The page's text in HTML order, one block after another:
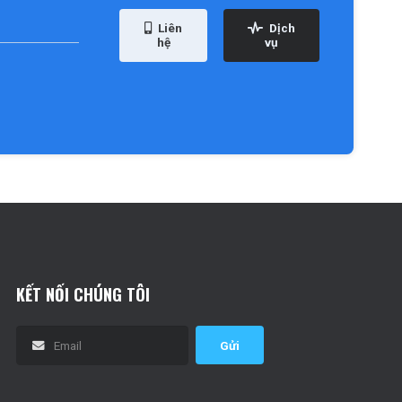
trợ lái nâng cao
so với xe xăng cùng phân khúc.
Liên
hệ
Dịch
vụ
KẾT NỐI CHÚNG TÔI
Gửi